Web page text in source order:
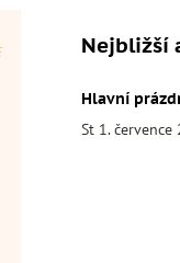
Nejbližší
Hlavní
St 1. července